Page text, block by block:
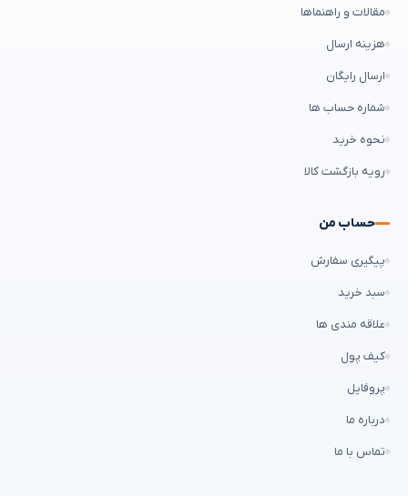
مقالات و راهنماها
هزینه ارسال
ارسال رایگان
شماره حساب ها
نحوه خرید
رویه بازگشت کالا
حساب من
پیگیری سفارش
سبد خرید
علاقه مندی ها
کیف پول
پروفایل
درباره ما
تماس با ما